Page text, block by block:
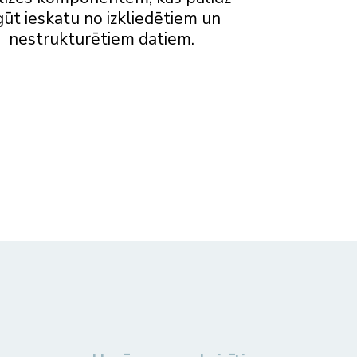
ieskatu no izkliedētiem un
nestrukturētiem datiem.